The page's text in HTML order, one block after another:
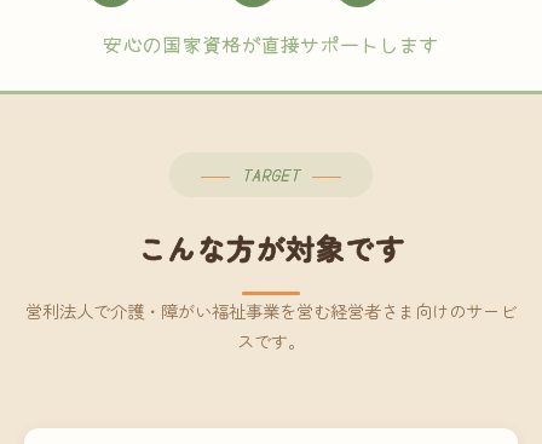
安心の国家資格が直接サポートします
TARGET
こんな方が対象です
営利法人で介護・障がい福祉事業を営む経営者さま向けのサービ
スです。